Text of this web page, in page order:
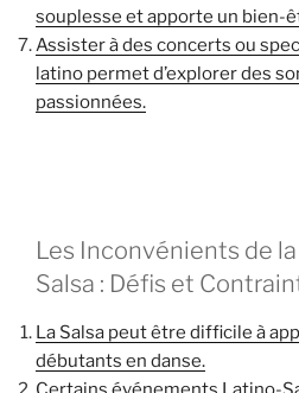
souplesse et apporte un bien-
Assister à des concerts ou
latino permet d’explorer des
passionnées.
Les Inconvénients de
Salsa : Défis et
La Salsa peut être difficile à
débutants en danse.